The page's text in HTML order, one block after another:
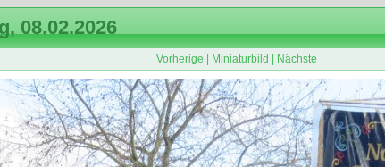
08.02.2026
Vorherige Miniaturbild Nächste